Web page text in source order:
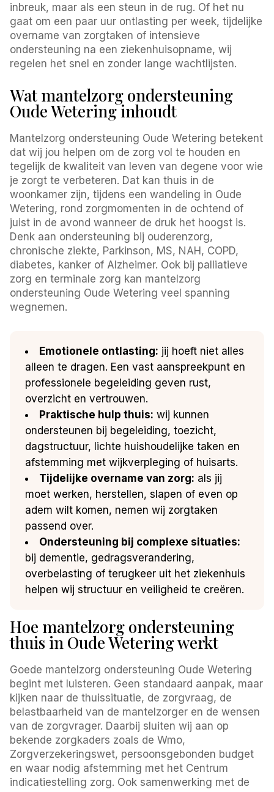
inbreuk, maar als een steun in de rug. Of het nu
gaat om een paar uur ontlasting per week, tijdelijke
overname van zorgtaken of intensieve
ondersteuning na een ziekenhuisopname, wij
regelen het snel en zonder lange wachtlijsten.
Wat mantelzorg ondersteuning
Oude Wetering inhoudt
Mantelzorg ondersteuning Oude Wetering betekent
dat wij jou helpen om de zorg vol te houden en
tegelijk de kwaliteit van leven van degene voor wie
je zorgt te verbeteren. Dat kan thuis in de
woonkamer zijn, tijdens een wandeling in Oude
Wetering, rond zorgmomenten in de ochtend of
juist in de avond wanneer de druk het hoogst is.
Denk aan ondersteuning bij ouderenzorg,
chronische ziekte, Parkinson, MS, NAH, COPD,
diabetes, kanker of Alzheimer. Ook bij palliatieve
zorg en terminale zorg kan mantelzorg
ondersteuning Oude Wetering veel spanning
wegnemen.
Emotionele ontlasting: jij hoeft niet alles
alleen te dragen. Een vast aanspreekpunt en
professionele begeleiding geven rust,
overzicht en vertrouwen.
Praktische hulp thuis: wij kunnen
ondersteunen bij begeleiding, toezicht,
dagstructuur, lichte huishoudelijke taken en
afstemming met wijkverpleging of huisarts.
Tijdelijke overname van zorg: als jij
moet werken, herstellen, slapen of even op
adem wilt komen, nemen wij zorgtaken
passend over.
Ondersteuning bij complexe situaties:
bij dementie, gedragsverandering,
overbelasting of terugkeer uit het ziekenhuis
helpen wij structuur en veiligheid te creëren.
Hoe mantelzorg ondersteuning
thuis in Oude Wetering werkt
Goede mantelzorg ondersteuning Oude Wetering
begint met luisteren. Geen standaard aanpak, maar
kijken naar de thuissituatie, de zorgvraag, de
belastbaarheid van de mantelzorger en de wensen
van de zorgvrager. Daarbij sluiten wij aan op
bekende zorgkaders zoals de Wmo,
Zorgverzekeringswet, persoonsgebonden budget
en waar nodig afstemming met het Centrum
indicatiestelling zorg. Ook samenwerking met de